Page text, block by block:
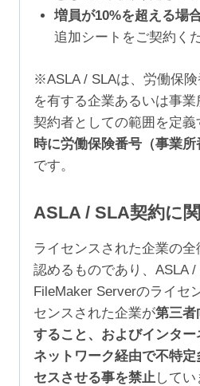
増員が10%を超える場
追加シートをご契約く
※ASLA / SLAは、労働保険
を有する企業あるいは事業
契約者としての範囲を定義
時に労働保険番号（事業
です。
ASLA / SLA契約に
ライセンスされた企業の
認めるものであり、ASLA /
FileMaker Serverのライセ
センスされた企業が第三者
すること、およびインタ
ネットワーク経由で不特
セスさせる事を禁止 して